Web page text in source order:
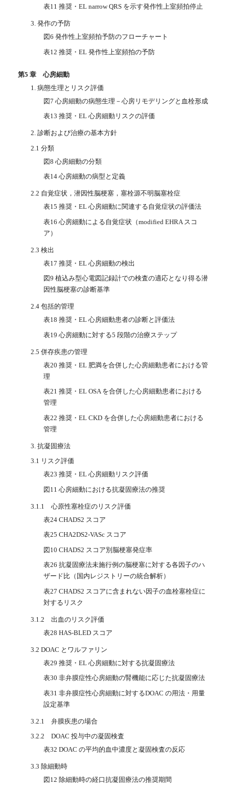
表11 推奨・EL narrow QRS を示す発作性上室頻拍停止
3. 発作の予防
図6 発作性上室頻拍予防のフローチャート
表12 推奨・EL 発作性上室頻拍の予防
第5 章 心房細動
1. 病態生理とリスク評価
図7 心房細動の病態生理－心房リモデリングと血栓形成
表13 推奨・EL 心房細動リスクの評価
2. 診断および治療の基本方針
2.1 分類
図8 心房細動の分類
表14 心房細動の病型と定義
2.2 自覚症状，潜因性脳梗塞，塞栓源不明脳塞栓症
表15 推奨・EL 心房細動に関連する自覚症状の評価法
表16 心房細動による自覚症状（modified EHRA スコ
ア）
2.3 検出
表17 推奨・EL 心房細動の検出
図9 植込み型心電図記録計での検査の適応となり得る潜
因性脳梗塞の診断基準
2.4 包括的管理
表18 推奨・EL 心房細動患者の診断と評価法
表19 心房細動に対する5 段階の治療ステップ
2.5 併存疾患の管理
表20 推奨・EL 肥満を合併した心房細動患者における管
理
表21 推奨・EL OSA を合併した心房細動患者における
管理
表22 推奨・EL CKD を合併した心房細動患者における
管理
3. 抗凝固療法
3.1 リスク評価
表23 推奨・EL 心房細動リスク評価
図11 心房細動における抗凝固療法の推奨
3.1.1 心原性塞栓症のリスク評価
表24 CHADS2 スコア
表25 CHA2DS2-VASc スコア
図10 CHADS2 スコア別脳梗塞発症率
表26 抗凝固療法未施行例の脳梗塞に対する各因子のハ
ザード比（国内レジストリーの統合解析）
表27 CHADS2 スコアに含まれない因子の血栓塞栓症に
対するリスク
3.1.2 出血のリスク評価
表28 HAS-BLED スコア
3.2 DOAC とワルファリン
表29 推奨・EL 心房細動に対する抗凝固療法
表30 非弁膜症性心房細動の腎機能に応じた抗凝固療法
表31 非弁膜症性心房細動に対するDOAC の用法・用量
設定基準
3.2.1 弁膜疾患の場合
3.2.2 DOAC 投与中の凝固検査
表32 DOAC の平均的血中濃度と凝固検査の反応
3.3 除細動時
図12 除細動時の経口抗凝固療法の推奨期間